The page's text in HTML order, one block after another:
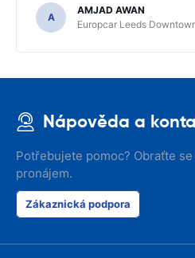
A
AMJAD AWAN
Europcar Leeds
Nápověda a
Potřebujete pomoc? Obraťte
pronájem.
Zákaznická podpora